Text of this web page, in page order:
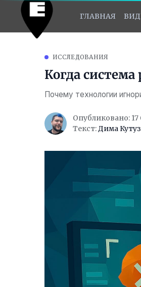
ГЛАВНАЯ
ИССЛЕДОВАНИЯ
Когда
Почему технологии
Опубликовано: 17
Текст:Дима